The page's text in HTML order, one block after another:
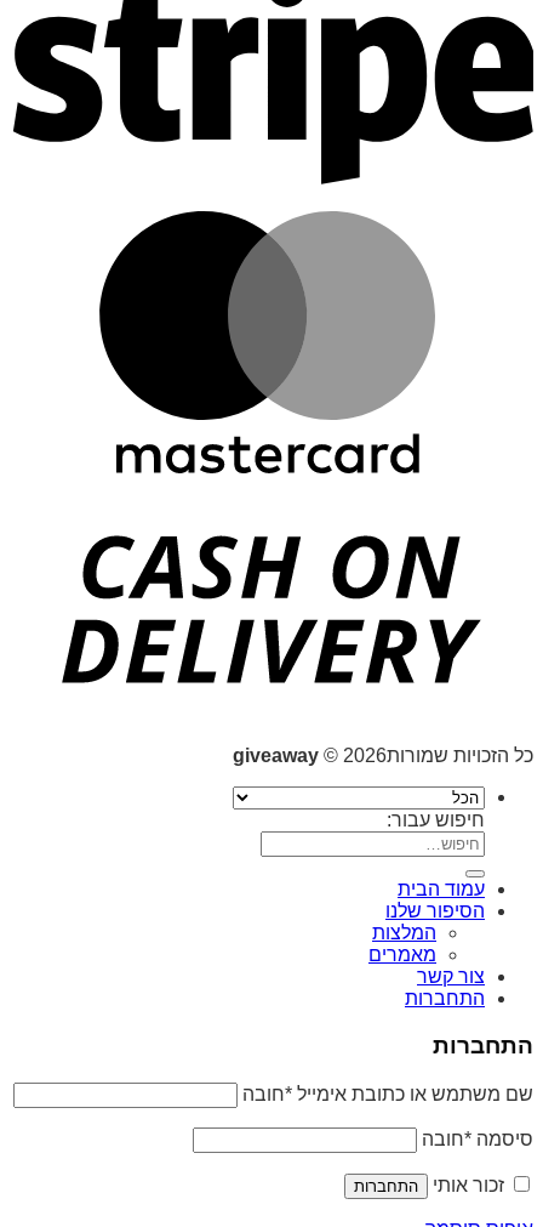
כל הזכויות שמורות2026 © giveaway
חיפוש עבור:
עמוד הבית
הסיפור שלנו
המלצות
מאמרים
צור קשר
התחברות
התחברות
שם משתמש או כתובת אימייל *חובה
סיסמה *חובה
זכור אותי התחברות